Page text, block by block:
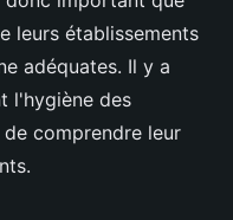
leurs établissements
adéquates. Il y a
l'hygiène des
comprendre leur